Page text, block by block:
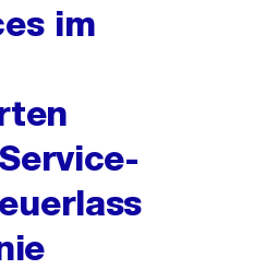
im